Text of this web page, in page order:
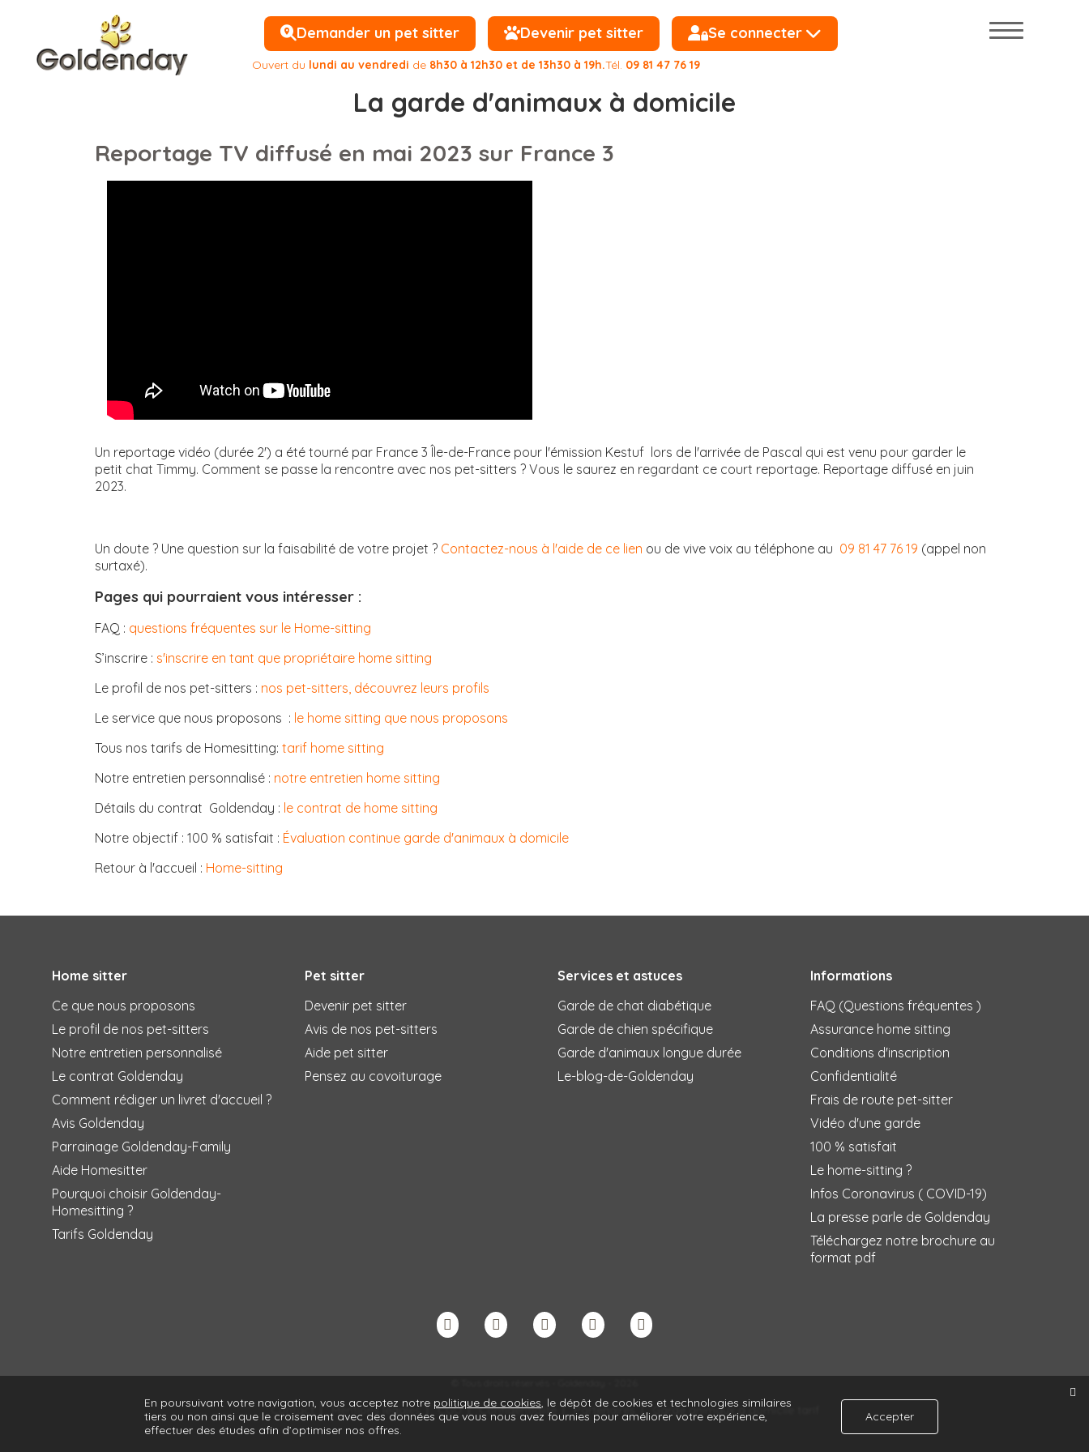
Demander un pet sitter Devenir pet sitter Se connecter
Ouvert du lundi au vendredi de 8h30 à 12h30 et de 13h30 à 19h.Tél. 09 81 47 76 19
La garde d'animaux à domicile
Reportage TV diffusé en mai 2023 sur France 3
Un reportage vidéo (durée 2') a été tourné par France 3 Île-de-France pour l'émission Kestuf lors de l'arrivée de Pascal qui est venu pour garder le
petit chat Timmy. Comment se passe la rencontre avec nos pet-sitters ? Vous le saurez en regardant ce court reportage. Reportage diffusé en juin
2023.
Un doute ? Une question sur la faisabilité de votre projet ? Contactez-nous à l'aide de ce lien ou de vive voix au téléphone au 09 81 47 76 19 (appel non
surtaxé).
Pages qui pourraient vous intéresser :
FAQ : questions fréquentes sur le Home-sitting
S’inscrire : s'inscrire en tant que propriétaire home sitting
Le profil de nos pet-sitters : nos pet-sitters, découvrez leurs profils
Le service que nous proposons : le home sitting que nous proposons
Tous nos tarifs de Homesitting: tarif home sitting
Notre entretien personnalisé : notre entretien home sitting
Détails du contrat Goldenday : le contrat de home sitting
Notre objectif : 100 % satisfait : Évaluation continue garde d'animaux à domicile
Retour à l'accueil : Home-sitting
Home sitter
Ce que nous proposons
Le profil de nos pet-sitters
Notre entretien personnalisé
Le contrat Goldenday
Comment rédiger un livret d'accueil ?
Avis Goldenday
Parrainage Goldenday-Family
Aide Homesitter
Pourquoi choisir Goldenday-
Homesitting ?
Tarifs Goldenday
Pet sitter
Devenir pet sitter
Avis de nos pet-sitters
Aide pet sitter
Pensez au covoiturage
Services et astuces
Garde de chat diabétique
Garde de chien spécifique
Garde d'animaux longue durée
Le-blog-de-Goldenday
Informations
FAQ (Questions fréquentes )
Assurance home sitting
Conditions d'inscription
Confidentialité
Frais de route pet-sitter
Vidéo d'une garde
100 % satisfait
Le home-sitting ?
Infos Coronavirus ( COVID-19)
La presse parle de Goldenday
Téléchargez notre brochure au
format pdf
Contact Mentions légales CGU Confidentialite Partenaires Garde animaux à domicile tarif
En poursuivant votre navigation, vous acceptez notre politique de cookies, le dépôt de cookies et technologies similaires
tiers ou non ainsi que le croisement avec des données que vous nous avez fournies pour améliorer votre expérience,
effectuer des études afin d’optimiser nos offres.
Accepter